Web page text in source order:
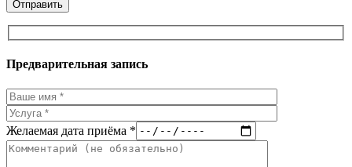
Предварительная запись
Желаемая дата приёма *